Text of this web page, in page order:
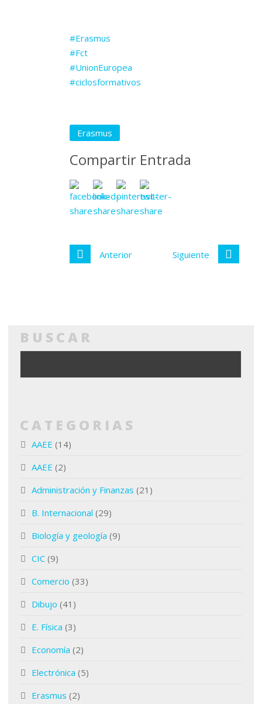
#Erasmus
#Fct
#UnionEuropea
#ciclosformativos
Erasmus
Compartir Entrada
Anterior Siguiente
BUSCAR
CATEGORIAS
AAEE (14)
AAEE (2)
Administración y Finanzas (21)
B. Internacional (29)
Biología y geología (9)
CIC (9)
Comercio (33)
Dibujo (41)
E. Física (3)
Economía (2)
Electrónica (5)
Erasmus (2)